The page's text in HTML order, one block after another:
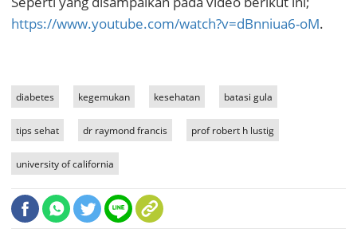
https://www.youtube.com/watch?v=dBnniua6-oM.
diabetes kegemukan kesehatan batasi gula
tips sehat dr raymond francis prof robert h lustig
university of california